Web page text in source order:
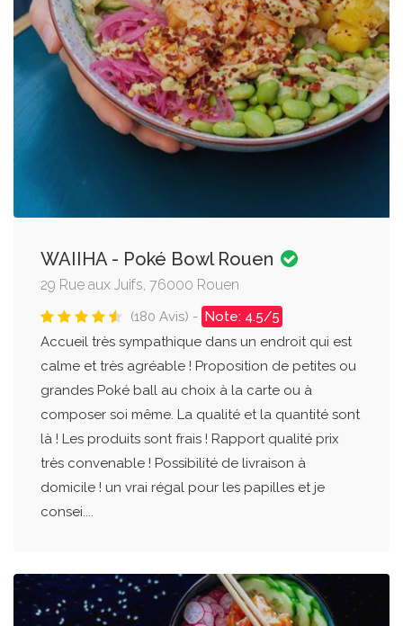
WAIIHA - Poké Bowl Rouen
29 Rue aux Juifs, 76000 Rouen
(180 Avis) - Note: 4.5/5
Accueil très sympathique dans un endroit qui est
calme et très agréable ! Proposition de petites ou
grandes Poké ball au choix à la carte ou à
composer soi même. La qualité et la quantité sont
là ! Les produits sont frais ! Rapport qualité prix
très convenable ! Possibilité de livraison à
domicile ! un vrai régal pour les papilles et je
consei....